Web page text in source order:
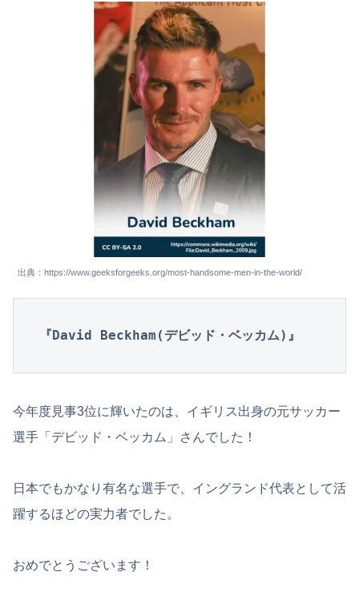
出典：https://www.geeksforgeeks.org/most-handsome-men-in-the-world/
『David Beckham(デビッド・ベッカム)』
今年度見事3位に輝いたのは、イギリス出身の元サッカー
選手「デビッド・ベッカム」さんでした！
日本でもかなり有名な選手で、イングランド代表として活
躍するほどの実力者でした。
おめでとうございます！